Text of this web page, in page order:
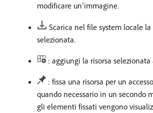
modificare un’immagine.
Scarica nel file system locale la
selezionata.
: aggiungi la risorsa
: fissa una risorsa per un
quando necessario in un secondo
gli elementi fissati vengono